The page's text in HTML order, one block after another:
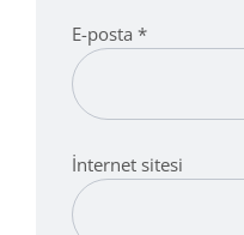
E-posta *
İnternet sitesi